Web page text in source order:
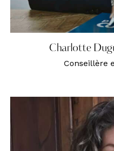
Charlotte
Conseillère